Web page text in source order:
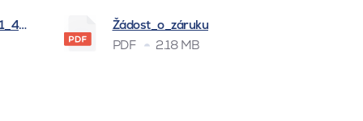
Žádost_o_záruku
PDF
2.18 MB